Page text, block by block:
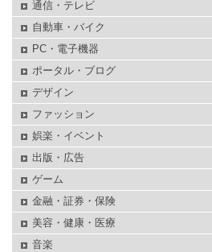
通信・テレビ
自動車・バイク
PC・電子機器
ポータル・ブログ
デザイン
ファッション
娯楽・イベント
出版・広告
ゲーム
金融・証券・保険
美容・健康・医療
音楽